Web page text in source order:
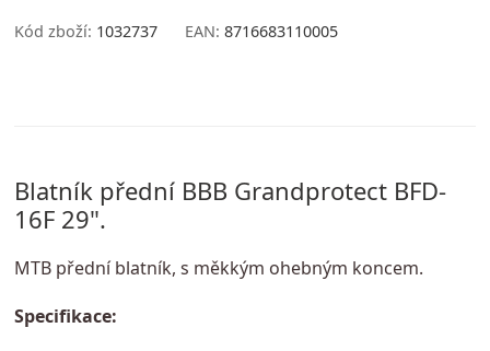
Kód zboží: 1032737 EAN: 8716683110005
Blatník přední BBB Grandprotect BFD-
16F 29".
MTB přední blatník, s měkkým ohebným koncem.
Specifikace: